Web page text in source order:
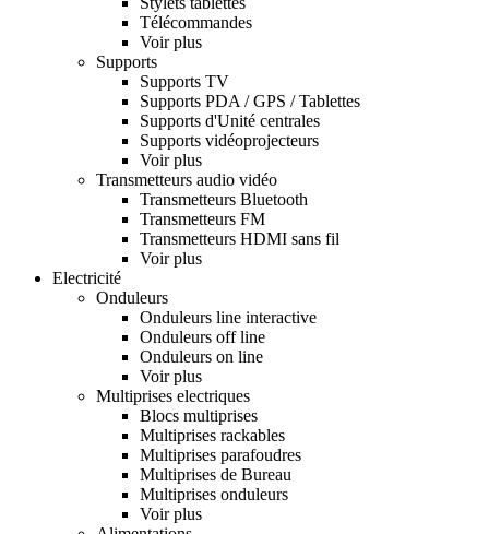
Télécommandes
Voir plus
Supports
Supports TV
Supports PDA / GPS / Tablettes
Supports d'Unité centrales
Supports vidéoprojecteurs
Voir plus
Transmetteurs audio vidéo
Transmetteurs Bluetooth
Transmetteurs FM
Transmetteurs HDMI sans fil
Voir plus
Electricité
Onduleurs
Onduleurs line interactive
Onduleurs off line
Onduleurs on line
Voir plus
Multiprises electriques
Blocs multiprises
Multiprises rackables
Multiprises parafoudres
Multiprises de Bureau
Multiprises onduleurs
Voir plus